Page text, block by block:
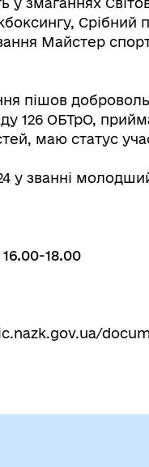
Срібний
Майстер
пішов
126 ОБТрО,
маю статус
у званні
18.00